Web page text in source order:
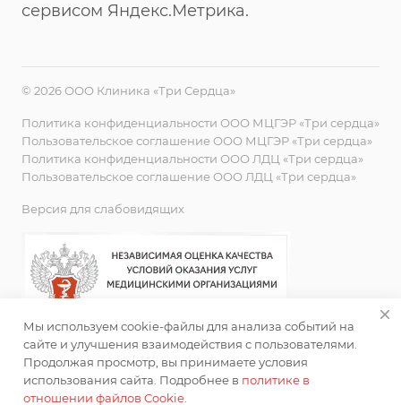
сервисом Яндекс.Метрика.
© 2026 ООО Клиника «Три Сердца»
Политика конфиденциальности ООО МЦГЭР «Три сердца»
Пользовательское соглашение ООО МЦГЭР «Три сердца»
Политика конфиденциальности ООО ЛДЦ «Три сердца»
Пользовательское соглашение ООО ЛДЦ «Три сердца»
Версия для слабовидящих
ИМЕЮТСЯ ПРОТИВОПОКАЗАНИЯ. НЕОБХОДИМА
Мы используем cookie-файлы для анализа событий на
сайте и улучшения взаимодействия с пользователями.
Продолжая просмотр, вы принимаете условия
использования сайта. Подробнее в политике в
отношении файлов Cookie